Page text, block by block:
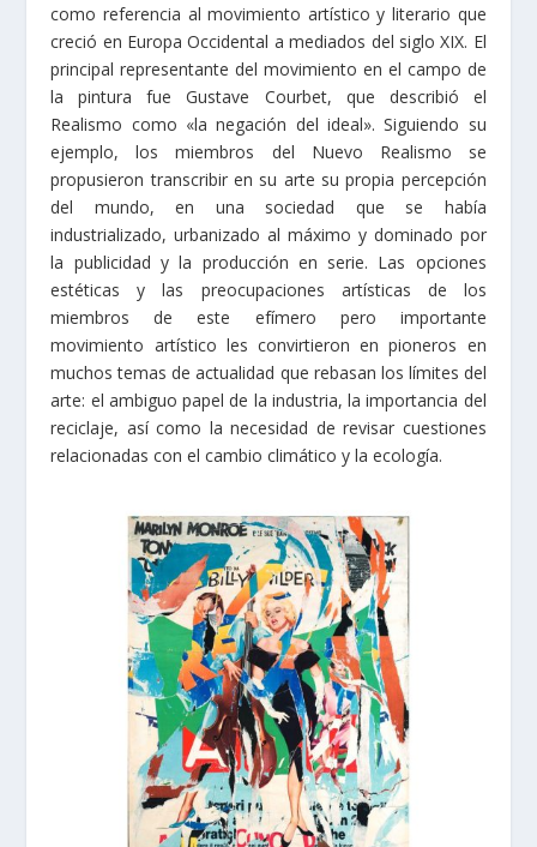
como referencia al movimiento artístico y literario que
creció en Europa Occidental a mediados del siglo XIX. El
principal representante del movimiento en el campo de
la pintura fue Gustave Courbet, que describió el
Realismo como «la negación del ideal». Siguiendo su
ejemplo, los miembros del Nuevo Realismo se
propusieron transcribir en su arte su propia percepción
del mundo, en una sociedad que se había
industrializado, urbanizado al máximo y dominado por
la publicidad y la producción en serie. Las opciones
estéticas y las preocupaciones artísticas de los
miembros de este efímero pero importante
movimiento artístico les convirtieron en pioneros en
muchos temas de actualidad que rebasan los límites del
arte: el ambiguo papel de la industria, la importancia del
reciclaje, así como la necesidad de revisar cuestiones
relacionadas con el cambio climático y la ecología.